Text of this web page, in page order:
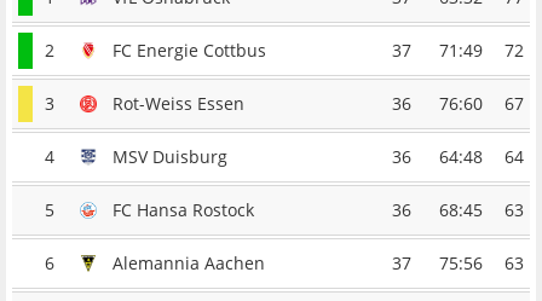
2 FC Energie Cottbus 37 71:49 72
3 Rot-Weiss Essen 36 76:60 67
4 MSV Duisburg 36 64:48 64
5 FC Hansa Rostock 36 68:45 63
6 Alemannia Aachen 37 75:56 63